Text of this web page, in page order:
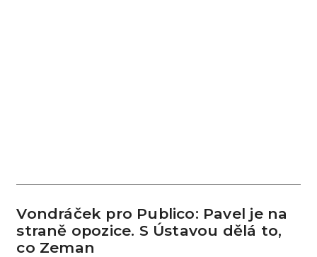
Vondráček pro Publico: Pavel je na
straně opozice. S Ústavou dělá to,
co Zeman